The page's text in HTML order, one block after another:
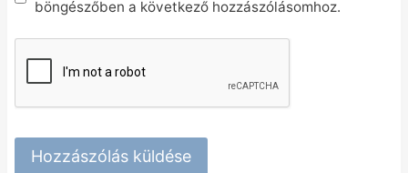
böngészőben a következő hozzászólásomhoz.